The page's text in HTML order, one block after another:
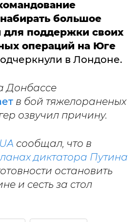
большое
поддержки своих
операций на Юге
в Лондоне.
Донбассе
в бой тяжелораненых
озвучил причину.
сообщал, что в
диктатора Путина
остановить
и сесть за стол